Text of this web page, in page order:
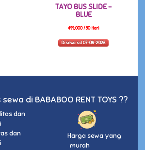
TAYO BUS SLIDE -
BLUE
499,000 /30 Hari
Disewa s.d 07-08-2026
di BABABOO RENT TOYS ??
dan
Harga sewa yang
murah